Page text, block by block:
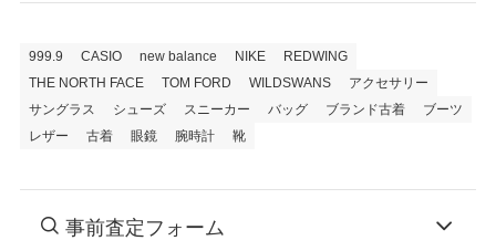
999.9 CASIO new balance NIKE
REDWING
THE NORTH FACE
TOM FORD WILDSWANS
アクセサリー
サングラス
シューズ スニーカー バッグ ブランド古着
ブーツ
レザー
古着 眼鏡 腕時計 靴
事前査定フォーム